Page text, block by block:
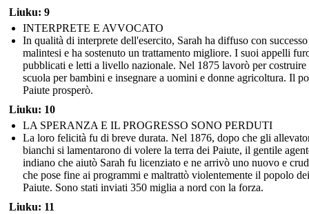
Liuku: 9
INTERPRETE E AVVOCATO
In qualità di interprete dell'esercito, Sarah ha diffuso con successo
malintesi e ha sostenuto un trattamento migliore. I suoi appelli
pubblicati e letti a livello nazionale. Nel 1875 lavorò per costruire
scuola per bambini e insegnare a uomini e donne agricoltura. Il
Paiute prosperò.
Liuku: 10
LA SPERANZA E IL PROGRESSO SONO PERDUTI
La loro felicità fu di breve durata. Nel 1876, dopo che gli
bianchi si lamentarono di volere la terra dei Paiute, il gentile
indiano che aiutò Sarah fu licenziato e ne arrivò uno nuovo e
che pose fine ai programmi e maltrattò violentemente il popolo dei
Paiute. Sono stati inviati 350 miglia a nord con la forza.
Liuku: 11